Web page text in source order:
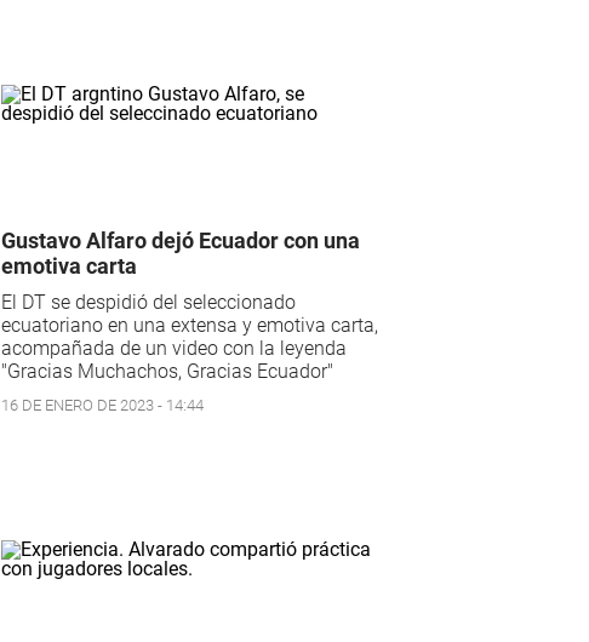
Gustavo Alfaro dejó Ecuador con una
emotiva carta
El DT se despidió del seleccionado
ecuatoriano en una extensa y emotiva carta,
acompañada de un video con la leyenda
"Gracias Muchachos, Gracias Ecuador"
16 DE ENERO DE 2023 - 14:44